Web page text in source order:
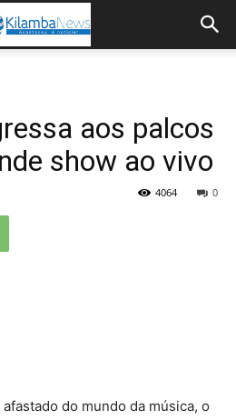
aos palcos
show ao vivo
0
4064
do mundo da música, o